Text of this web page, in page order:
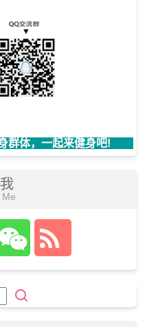
群体，一起来健身吧!
Me